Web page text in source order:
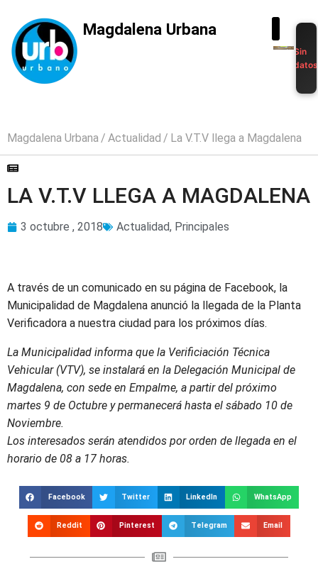
Magdalena Urbana
Sin
datos
Magdalena Urbana Actualidad La V.T.V llega a Magdalena
LA V.T.V LLEGA A MAGDALENA
3 octubre , 2018 Actualidad, Principales
A través de un comunicado en su página de Facebook, la
Municipalidad de Magdalena anunció la llegada de la Planta
Verificadora a nuestra ciudad para los próximos días.
La Municipalidad informa que la Verificiación Técnica
Vehicular (VTV), se instalará en la Delegación Municipal de
Magdalena, con sede en Empalme, a partir del próximo
martes 9 de Octubre y permanecerá hasta el sábado 10 de
Noviembre.
Los interesados serán atendidos por orden de llegada en el
horario de 08 a 17 horas.
Facebook Twitter LinkedIn WhatsApp
Reddit Pinterest Telegram Email